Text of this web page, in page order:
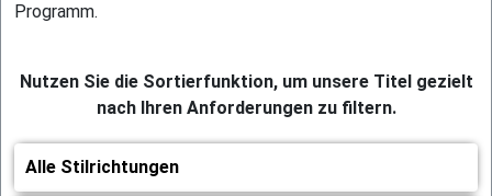
Programm.
Nutzen Sie die Sortierfunktion, um unsere Titel gezielt
nach Ihren Anforderungen zu filtern.